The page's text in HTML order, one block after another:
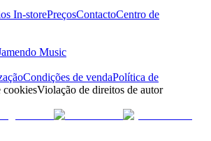
In-storePreçosContactoCentro de
Music
Condições de vendaPolítica de
cookiesViolação de direitos de autor